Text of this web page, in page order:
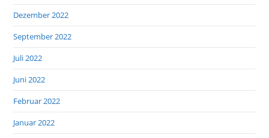
Dezember 2022
September 2022
Juli 2022
Juni 2022
Februar 2022
Januar 2022